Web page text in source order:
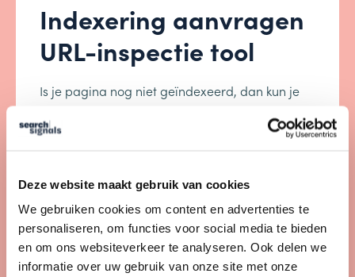
Deze website maakt gebruik van cookies
We gebruiken cookies om content en advertenties te
personaliseren, om functies voor social media te bieden
en om ons websiteverkeer te analyseren. Ook delen we
informatie over uw gebruik van onze site met onze
Indexering aanvragen
URL-inspectie tool
Is je pagina nog niet geïndexeerd, dan kun je
een indexatieverzoek indienen bij Google.
Binnen twee weken is de URL indexatie
sneller opgenomen wordt in de rankings.
Nadat de URL is geïndexeerd door Google, kun
je allerlei informatie vinden over deze URL.